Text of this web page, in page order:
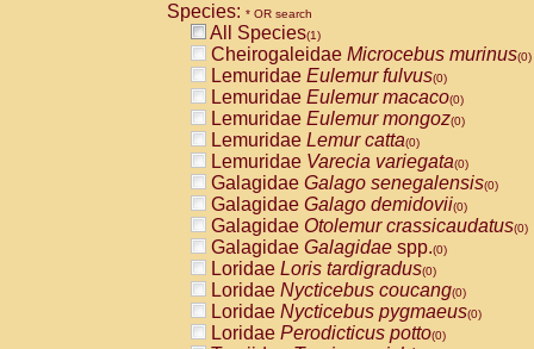
CebidaeCebus capucinus
CebidaeCebus nigrivittatus
CebidaeCebus spp.(0)
CebidaeSaimiri boliviensis(0)
CebidaeSaimiri sciureus(0)
AtelidaeAlouatta caraya(0)
AtelidaeAlouatta fusca(0)
AtelidaeAlouatta seniculus(0)
AtelidaeAlouattaspp.(0)
AtelidaeAteles belzebuth(0)
AtelidaeAteles geoffroyi(0)
AtelidaeAteles paniscus(0)
AtelidaeAtelesspp.(0)
AtelidaeLagothrix lagothricha(0)
AtelidaeLagothrix lagothricha cana
PitheciidaeCacajao calvus
Species: * OR search
All Species(1)
Cheirogaleidae Microcebus murinus(0)
Lemuridae Eulemur fulvus(0)
Lemuridae Eulemur macaco(0)
Lemuridae Eulemur mongoz(0)
Lemuridae Lemur catta(0)
Lemuridae Varecia variegata(0)
Galagidae Galago senegalensis(0)
Galagidae Galago demidovii(0)
Galagidae Otolemur crassicaudatus(0)
Galagidae Galagidae spp.(0)
Loridae Loris tardigradus(0)
Loridae Nycticebus coucang(0)
Loridae Nycticebus pygmaeus(0)
Loridae Perodicticus potto(0)